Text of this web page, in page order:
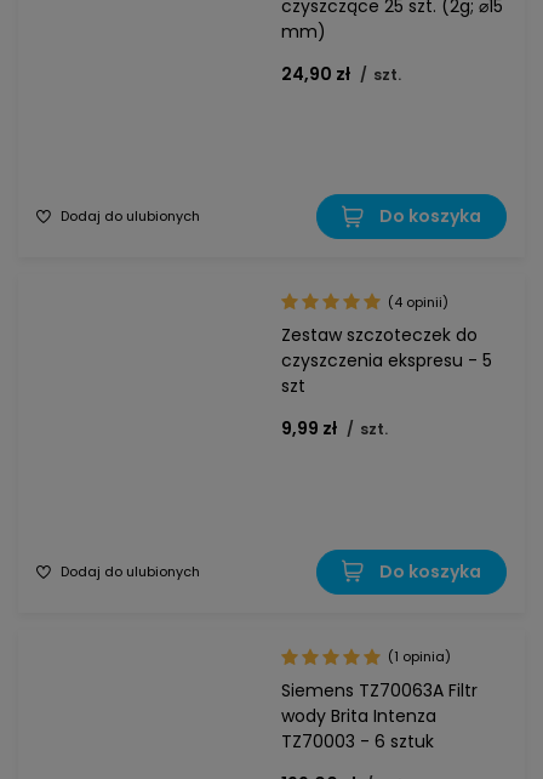
czyszczące 25 szt. (2g; ⌀15
mm)
24,90 zł / szt.
Dodaj do ulubionych Do koszyka
Zestaw szczoteczek do
czyszczenia ekspresu - 5
szt
9,99 zł / szt.
(4 opinii)
Dodaj do ulubionych Do koszyka
Siemens TZ70063A Filtr
wody Brita Intenza
TZ70003 - 6 sztuk
(1 opinia)